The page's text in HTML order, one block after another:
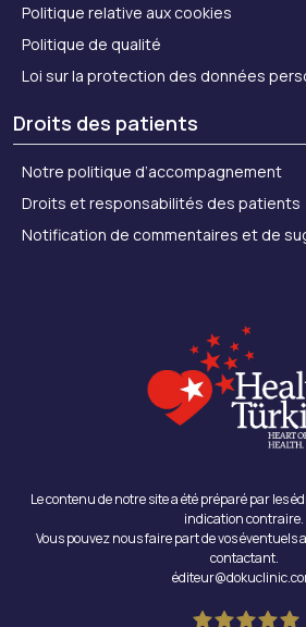
Politique relative aux cookies
Politique de qualité
Loi sur la protection des données
Droits des patients
Notre politique d’accompagnement
Droits et responsabilités des patients
Notification de commentaires et de
Le contenu de notre site a été préparé par les
indication contraire.
Vous pouvez nous faire part de vos éventuels
contactant.